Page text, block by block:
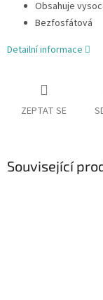
Obsahuje
Bezfosfátová
Detailní informace
ZEPTAT SE
Související